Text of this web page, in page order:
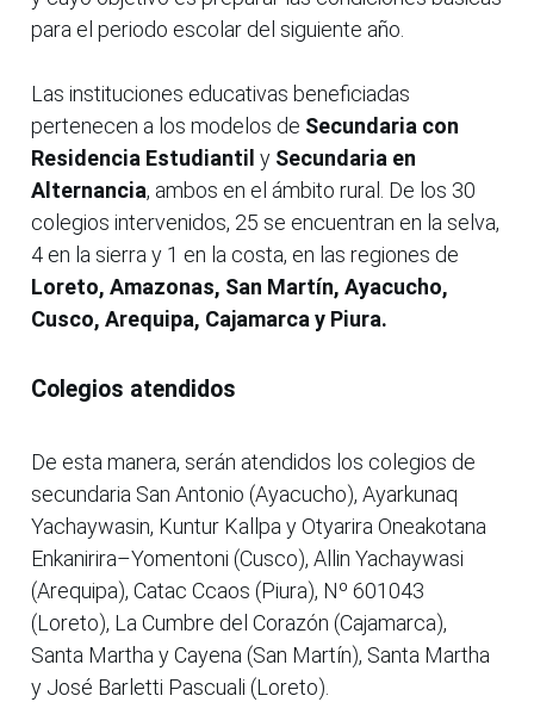
para el periodo escolar del siguiente año.
Las instituciones educativas beneficiadas
pertenecen a los modelos de Secundaria con
Residencia Estudiantil y Secundaria en
Alternancia, ambos en el ámbito rural. De los 30
colegios intervenidos, 25 se encuentran en la selva,
4 en la sierra y 1 en la costa, en las regiones de
Loreto, Amazonas, San Martín, Ayacucho,
Cusco, Arequipa, Cajamarca y Piura.
Colegios atendidos
De esta manera, serán atendidos los colegios de
secundaria San Antonio (Ayacucho), Ayarkunaq
Yachaywasin, Kuntur Kallpa y Otyarira Oneakotana
Enkanirira–Yomentoni (Cusco), Allin Yachaywasi
(Arequipa), Catac Ccaos (Piura), Nº 601043
(Loreto), La Cumbre del Corazón (Cajamarca),
Santa Martha y Cayena (San Martín), Santa Martha
y José Barletti Pascuali (Loreto).